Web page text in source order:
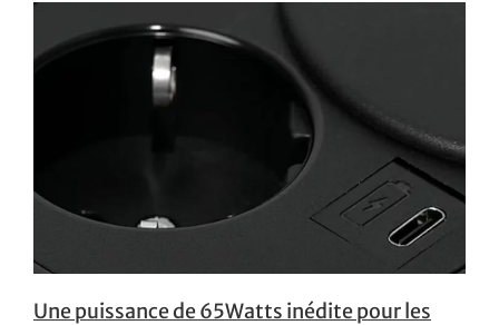
Une puissance de 65Watts inédite pour les